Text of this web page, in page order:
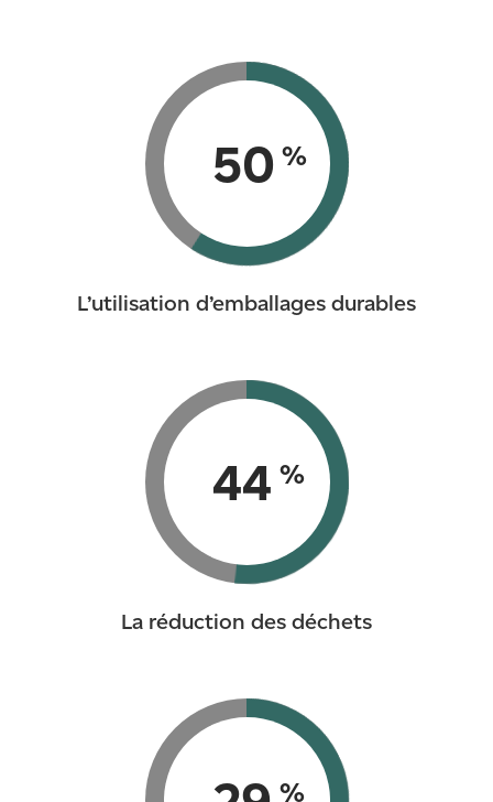
61 %
L’utilisation d’emballages durables
54 %
La réduction des déchets
%